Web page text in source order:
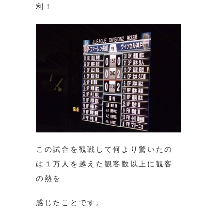
利！
この試合を観戦して何より驚いたの
は１万人を越えた観客数以上に観客
の熱を
感じたことです。